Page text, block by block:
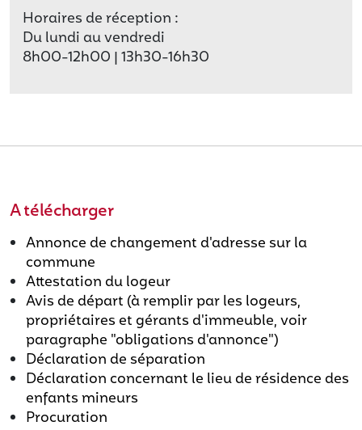
Horaires de réception :
Du lundi au vendredi
8h00-12h00 | 13h30-16h30
A télécharger
Annonce de changement d'adresse sur la
commune
Attestation du logeur
Avis de départ (à remplir par les logeurs,
propriétaires et gérants d'immeuble, voir
paragraphe "obligations d'annonce")
Déclaration de séparation
Déclaration concernant le lieu de résidence des
enfants mineurs
Procuration